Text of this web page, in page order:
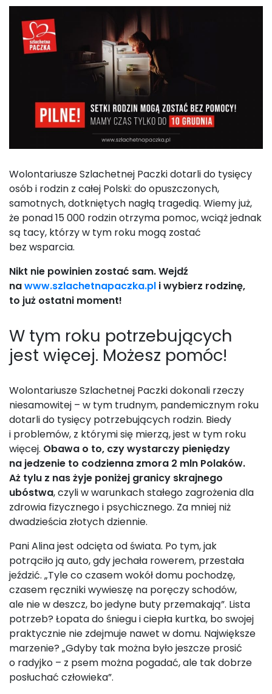
Wolontariusze Szlachetnej Paczki dotarli do tysięcy
osób i rodzin z całej Polski: do opuszczonych,
samotnych, dotkniętych nagłą tragedią. Wiemy już,
że ponad 15 000 rodzin otrzyma pomoc, wciąż jednak
są tacy, którzy w tym roku mogą zostać
bez wsparcia.
Nikt nie powinien zostać sam. Wejdź
nawww.szlachetnapaczka.pl i wybierz rodzinę,
to już ostatni moment!
W tym roku potrzebujących
jest więcej. Możesz pomóc!
Wolontariusze Szlachetnej Paczki dokonali rzeczy
niesamowitej – w tym trudnym, pandemicznym roku
dotarli do tysięcy potrzebujących rodzin. Biedy
i problemów, z którymi się mierzą, jest w tym roku
więcej. Obawa o to, czy wystarczy pieniędzy
na jedzenie to codzienna zmora 2 mln Polaków.
Aż tylu z nas żyje poniżej granicy skrajnego
ubóstwa, czyli w warunkach stałego zagrożenia dla
zdrowia fizycznego i psychicznego. Za mniej niż
dwadzieścia złotych dziennie.
Pani Alina jest odcięta od świata. Po tym, jak
potrąciło ją auto, gdy jechała rowerem, przestała
jeździć. „Tyle co czasem wokół domu pochodzę,
czasem ręczniki wywieszę na poręczy schodów,
ale nie w deszcz, bo jedyne buty przemakają”. Lista
potrzeb? Łopata do śniegu i ciepła kurtka, bo swojej
praktycznie nie zdejmuje nawet w domu. Największe
marzenie? „Gdyby tak można było jeszcze prosić
o radyjko – z psem można pogadać, ale tak dobrze
posłuchać człowieka”.